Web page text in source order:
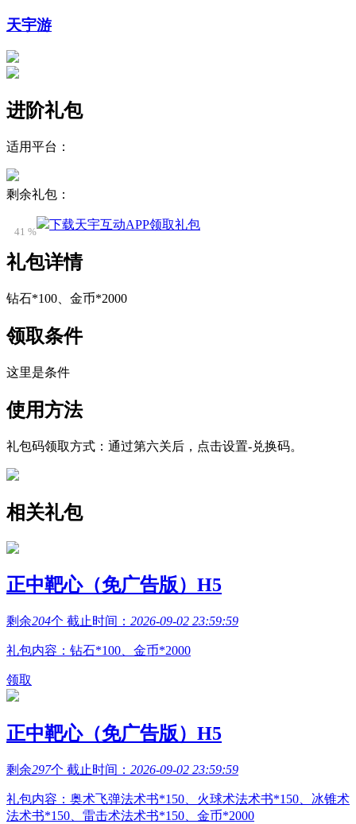
天宇游
进阶礼包
适用平台：
剩余礼包：
41 %
下载天宇互动APP领取礼包
礼包详情
钻石*100、金币*2000
领取条件
这里是条件
使用方法
礼包码领取方式：通过第六关后，点击设置-兑换码。
相关礼包
正中靶心（免广告版）H5
剩余204个 截止时间： 2026-09-02 23:59:59
礼包内容：钻石*100、金币*2000
领取
正中靶心（免广告版）H5
剩余297个 截止时间： 2026-09-02 23:59:59
礼包内容：奥术飞弹法术书*150、火球术法术书*150、冰锥术
法术书*150、雷击术法术书*150、金币*2000